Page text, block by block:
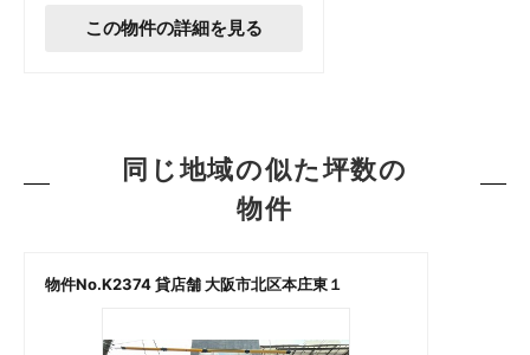
この物件の詳細を見る
同じ地域の似た坪数の
物件
物件No.K2374 貸店舗 大阪市北区本庄東１